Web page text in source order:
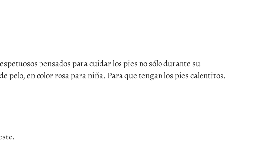
pensados para cuidar los pies no sólo durante su
en color rosa para niña. Para que tengan los pies calentitos.